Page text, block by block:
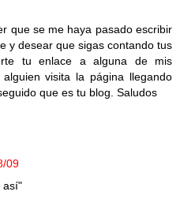
que se me haya pasado escribir
y desear que sigas contando tus
tu enlace a alguna de mis
visita la página llegando
que es tu blog. Saludos
09
así"